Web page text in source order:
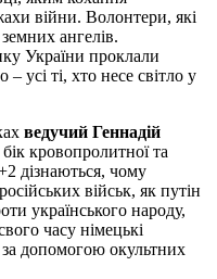
війни. Волонтери, які
ангелів.
України проклали
усі ті, хто несе світло у
ведучий Геннадій
кровопролитної та
дізнаються, чому
військ, як путін
українського народу,
часу німецькі
допомогою окультних